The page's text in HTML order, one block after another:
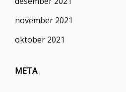
november 2021
oktober 2021
META